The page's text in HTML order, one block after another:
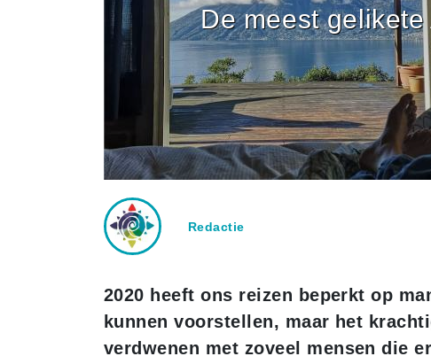
De meest
Redactie
2020 heeft ons reizen beperkt op
kunnen voorstellen, maar het
verdwenen met zoveel mensen die